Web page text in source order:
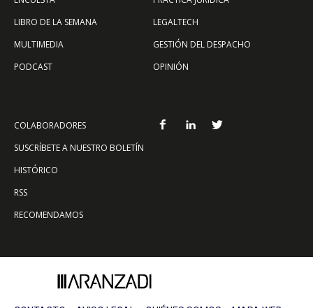
LIBRO DE LA SEMANA
MULTIMEDIA
PODCAST
LEGALTECH
GESTIÓN DEL DESPACHO
OPINIÓN
COLABORADORES
SUSCRÍBETE A NUESTRO BOLETÍN
HISTÓRICO
RSS
RECOMENDAMOS